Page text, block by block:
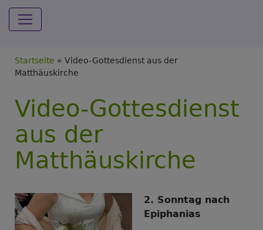
Hauptnavigation
Breadcrumb
Startseite
Video-Gottesdienst aus der
Matthäuskirche
Video-Gottesdienst
aus der
Matthäuskirche
2. Sonntag nach
Epiphanias